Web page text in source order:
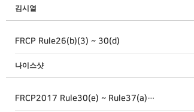
김시열
FRCP Rule26(b)(3) ~ 30(d)
나이스샷
FRCP2017 Rule30(e) ~ Rule37(a)…